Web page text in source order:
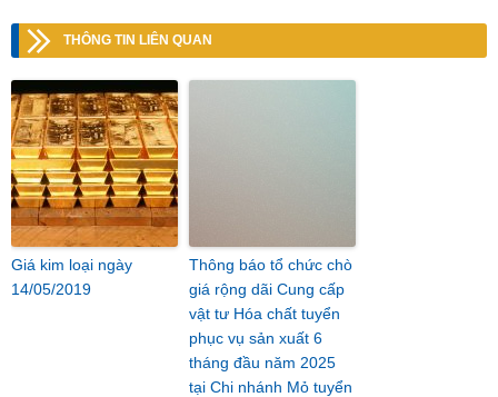
THÔNG TIN LIÊN QUAN
Giá kim loại ngày
14/05/2019
Thông báo tổ chức chò
giá rộng dãi Cung cấp
vật tư Hóa chất tuyển
phục vụ sản xuất 6
tháng đầu năm 2025
tại Chi nhánh Mỏ tuyển